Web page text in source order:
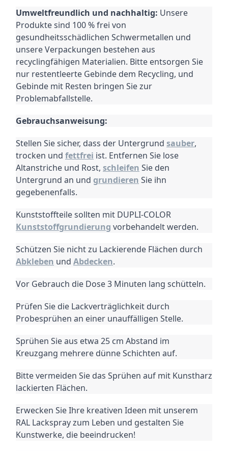
Umweltfreundlich und nachhaltig: Unsere
Produkte sind 100 % frei von
gesundheitsschädlichen Schwermetallen und
unsere Verpackungen bestehen aus
recyclingfähigen Materialien. Bitte entsorgen Sie
nur restentleerte Gebinde dem Recycling, und
Gebinde mit Resten bringen Sie zur
Problemabfallstelle.
Gebrauchsanweisung:
Stellen Sie sicher, dass der Untergrund sauber,
trocken und fettfrei ist. Entfernen Sie lose
Altanstriche und Rost, schleifen Sie den
Untergrund an und grundieren Sie ihn
gegebenenfalls.
Kunststoffteile sollten mit DUPLI-COLOR
Kunststoffgrundierung vorbehandelt werden.
Schützen Sie nicht zu Lackierende Flächen durch
Abkleben und Abdecken.
Vor Gebrauch die Dose 3 Minuten lang schütteln.
Prüfen Sie die Lackverträglichkeit durch
Probesprühen an einer unauffälligen Stelle.
Sprühen Sie aus etwa 25 cm Abstand im
Kreuzgang mehrere dünne Schichten auf.
Bitte vermeiden Sie das Sprühen auf mit Kunstharz
lackierten Flächen.
Erwecken Sie Ihre kreativen Ideen mit unserem
RAL Lackspray zum Leben und gestalten Sie
Kunstwerke, die beeindrucken!